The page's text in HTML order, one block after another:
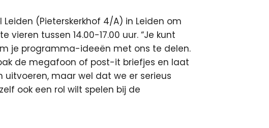
(Pieterskerkhof 4/A) in Leiden om
tussen 14.00-17.00 uur. “Je kunt
je programma-ideeën met ons te delen.
de megafoon of post-it briefjes en laat
maar wel dat we er serieus
ook een rol wilt spelen bij de